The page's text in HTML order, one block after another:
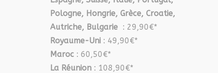
Pologne, Hongrie, Grèce, Croatie,
Autriche, Bulgarie : 29,90€*
Royaume-Uni : 49,90€*
Maroc : 60,50€*
La Réunion : 108,90€*